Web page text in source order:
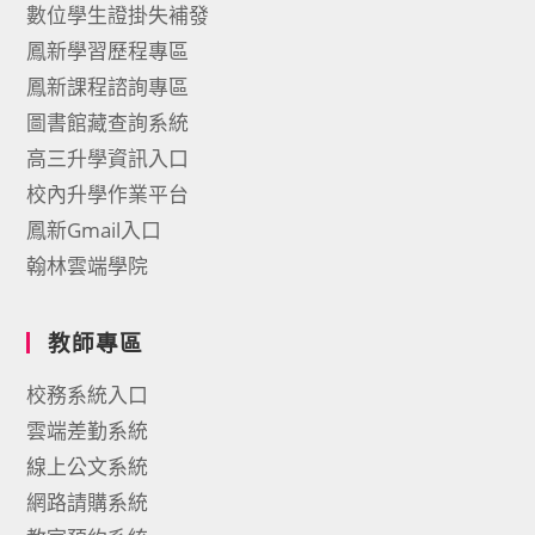
數位學生證掛失補發
鳳新學習歷程專區
鳳新課程諮詢專區
圖書館藏查詢系統
高三升學資訊入口
校內升學作業平台
鳳新Gmail入口
翰林雲端學院
教師專區
校務系統入口
雲端差勤系統
線上公文系統
網路請購系統